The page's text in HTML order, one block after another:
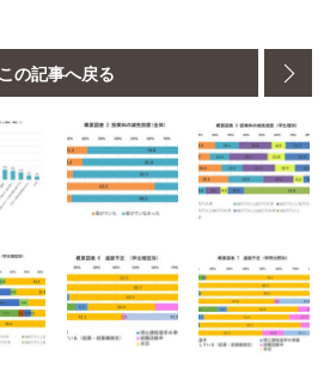
この記事へ戻る